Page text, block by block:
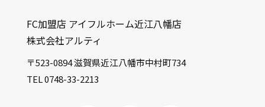
FC加盟店 アイフルホーム近江八幡店
株式会社アルティ
〒523-0894 滋賀県近江八幡市中村町734
TEL 0748-33-2213